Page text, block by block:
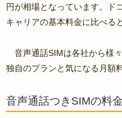
円が相場となっています。ド
キャリアの基本料金に比べる
音声通話SIMは各社から様
独自のプランと気になる月額
音声通話つきSIMの料